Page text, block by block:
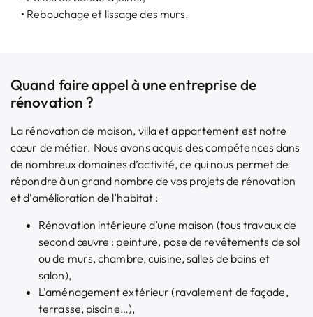
• Rebouchage et lissage des murs.
Quand faire appel à une entreprise de
rénovation ?
La rénovation de maison, villa et appartement est notre
cœur de métier. Nous avons acquis des compétences dans
de nombreux domaines d’activité, ce qui nous permet de
répondre à un grand nombre de vos projets de rénovation
et d’amélioration de l’habitat :
Rénovation intérieure d’une maison (tous travaux de
second œuvre : peinture, pose de revêtements de sol
ou de murs, chambre, cuisine, salles de bains et
salon),
L’aménagement extérieur (ravalement de façade,
terrasse, piscine…),